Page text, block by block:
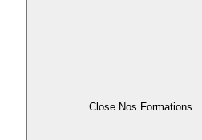
Close Nos Formations